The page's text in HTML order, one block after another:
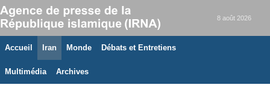
8 août 2026
Accueil Iran Monde Débats et Entretiens
Multimédia Archives